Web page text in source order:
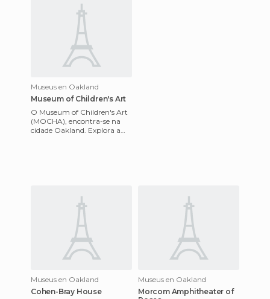
Museus en Oakland
Museum of Children's Art
O Museum of Children's Art
(MOCHA), encontra-se na
cidade Oakland. Explora a
Museus en Oakland
Cohen-Bray House
Museus en Oakland
Morcom Amphitheater of